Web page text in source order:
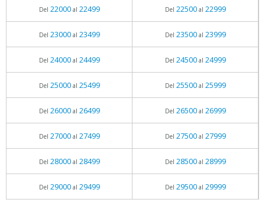
Del 22000al 22499 Del 22500al 22999
Del 23000al 23499 Del 23500al 23999
Del 24000al 24499 Del 24500al 24999
Del 25000al 25499 Del 25500al 25999
Del 26000al 26499 Del 26500al 26999
Del 27000al 27499 Del 27500al 27999
Del 28000al 28499 Del 28500al 28999
Del 29000al 29499 Del 29500al 29999